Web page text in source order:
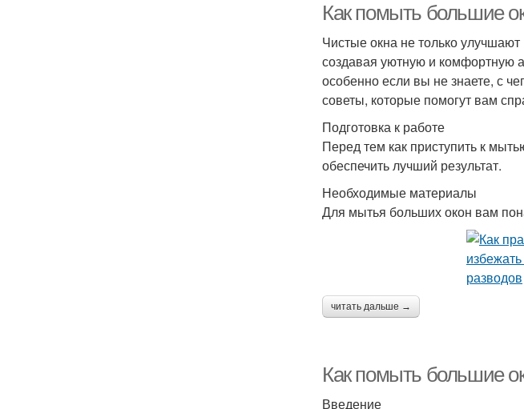
Как помыть большие
Чистые окна не только
создавая уютную и комфортную
особенно если вы не знаете, с
советы, которые помогут вам
Подготовка к работе
Перед тем как приступить к
обеспечить лучший результат.
Необходимые материалы
Для мытья больших окон вам
читать дальше →
Как помыть большие
Введение